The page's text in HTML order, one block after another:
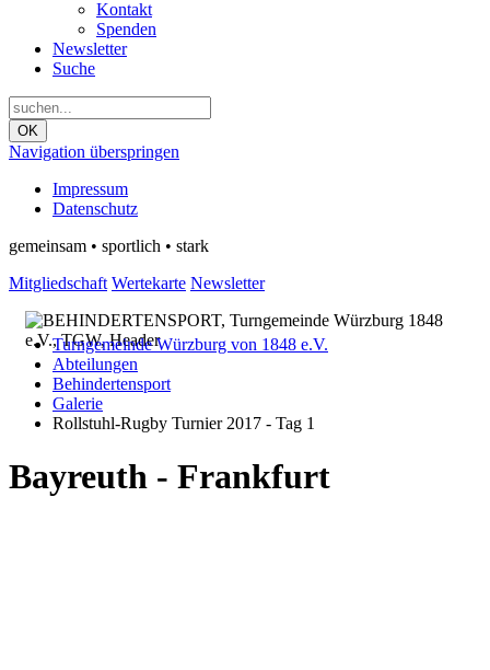
Kontakt
Spenden
Newsletter
Suche
OK
Navigation überspringen
Impressum
Datenschutz
gemeinsam • sportlich • stark
Mitgliedschaft Wertekarte Newsletter
Turngemeinde Würzburg von 1848 e.V.
Abteilungen
Behindertensport
Galerie
Rollstuhl-Rugby Turnier 2017 - Tag 1
Bayreuth - Frankfurt